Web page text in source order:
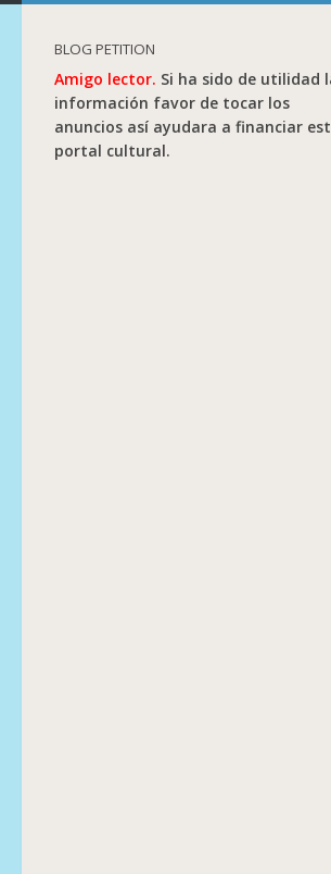
BLOG PETITION
Amigo lector. Si ha sido de utilidad
información favor de tocar los
anuncios así ayudara a financiar
portal cultural.